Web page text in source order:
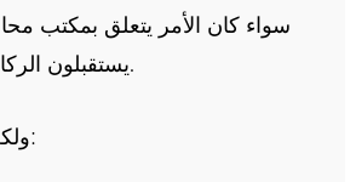
سواء كان الأمر يتعلق بمكتب
يستقبلون الركاب في المحطة، فإن الزي الرسمي المتماسك يعكس الاحتراف والثقة.
ولكن إلى جانب الصورة، توفر الزي الجماعي العديد من الفوائد التشغيلية: